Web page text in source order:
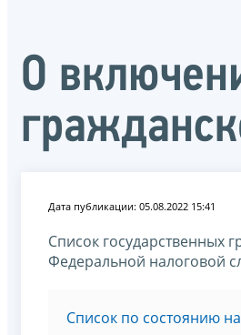
О
Дата публикации: 05.08.2022 15:41
Список государственных
Федеральной налоговой
Список по состоянию